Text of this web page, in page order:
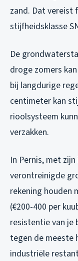
zand. Dat vereist
stijfheidsklasse
De
droge zomers
bij langdurige
centimeter kan
rioolsysteem
verzakken.
In Pernis, met
verontreinigde
rekening houden
(€200-400 per
resistentie van je
tegen de meeste
industriële